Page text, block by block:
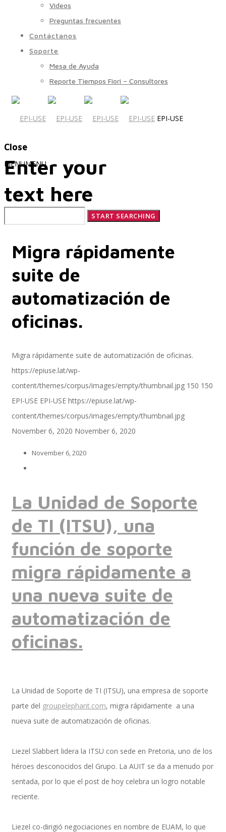
Videos
Preguntas frecuentes
Contáctanos
Soporte
Mesa de Ayuda
Reporte Tiempos Fiori – Consultores
EPI-USE
MENUMENU
Servicios
Servicios y productos cloud
SAP S/4 HANA
EPI-US4HANA
Implementación Nómina Cloud Sap
SAP SuccessFactors Employee Central
Implementación Employee Central Payroll
Close
Enter your
text here
Migra rápidamente
suite de
automatización de
oficinas.
Migra rápidamente suite de automatización de oficinas.
https://epiuse.lat/wp-
content/themes/corpus/images/empty/thumbnail.jpg 150 150
EPI-USE EPI-USE https://epiuse.lat/wp-
content/themes/corpus/images/empty/thumbnail.jpg
November 6, 2020 November 6, 2020
November 6, 2020
La Unidad de Soporte
de TI (ITSU), una
función de soporte
migra rápidamente a
una nueva suite de
automatización de
oficinas.
La Unidad de Soporte de TI (ITSU), una empresa de soporte
parte del groupelephant.com, migra rápidamente a una
nueva suite de automatización de oficinas.
Liezel Slabbert lidera la ITSU con sede en Pretoria, uno de los
héroes desconocidos del Grupo. La AUIT se da a menudo por
sentada, por lo que el post de hoy celebra un logro notable
reciente.
Liezel co-dirigió negociaciones en nombre de EUAM, lo que